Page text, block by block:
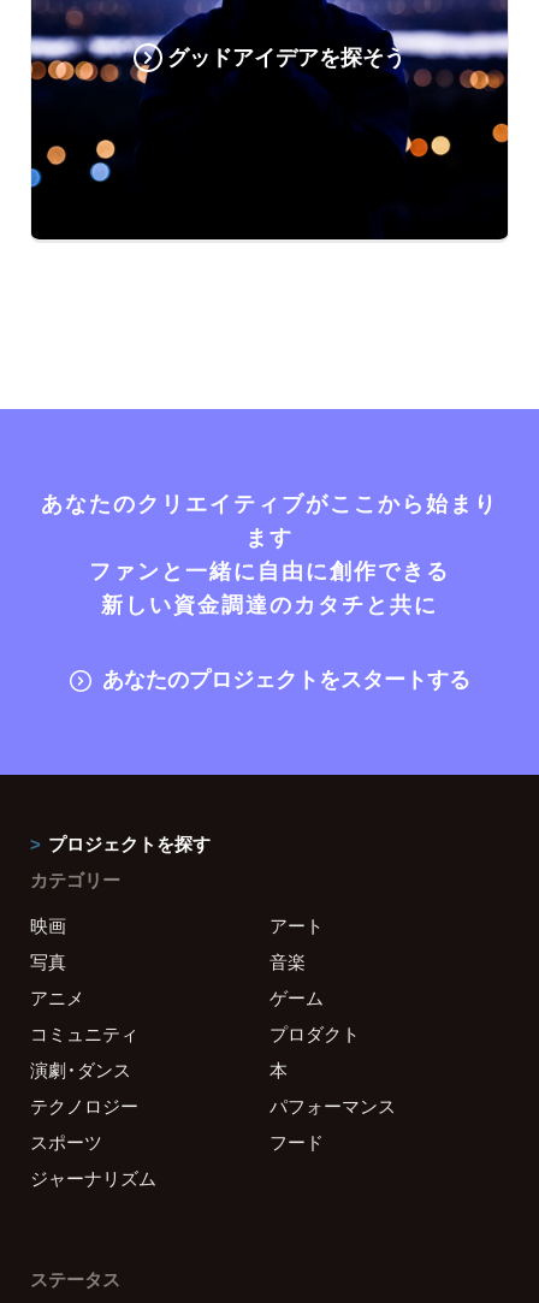
グッドアイデアを探そう
あなたのクリエイティブがここから始まり
ます
ファンと一緒に自由に創作できる
新しい資金調達のカタチと共に
あなたのプロジェクトをスタートする
プロジェクトを探す
カテゴリー
映画
アート
写真
音楽
アニメ
ゲーム
コミュニティ
プロダクト
演劇・ダンス
本
テクノロジー
パフォーマンス
スポーツ
フード
ジャーナリズム
ステータス